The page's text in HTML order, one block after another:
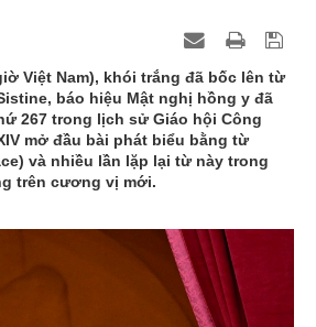
Việt Nam), khói trắng đã bốc lên từ
báo hiệu Mật nghị hồng y đã
267 trong lịch sử Giáo hội Công
mở đầu bài phát biểu bằng từ
và nhiều lần lặp lại từ này trong
trên cương vị mới.